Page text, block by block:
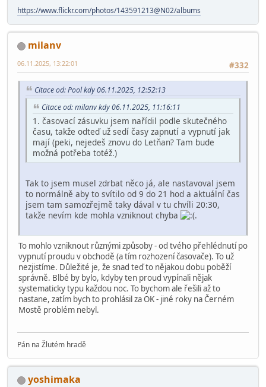
https://www.flickr.com/photos/143591213@N02/albums
milanv
#332
06.11.2025, 13:22:01
Citace od: Pool kdy 06.11.2025, 12:52:13
Citace od: milanv kdy 06.11.2025, 11:16:11
1. časovací zásuvku jsem nařídil podle skutečného
času, takže odteď už sedí časy zapnutí a vypnutí jak
mají (peki, nejedeš znovu do Letňan? Tam bude
možná potřeba totéž.)
Tak to jsem musel zdrbat něco já, ale nastavoval jsem
to normálně aby to svítilo od 9 do 21 hod a aktuální čas
jsem tam samozřejmě taky dával v tu chvíli 20:30,
takže nevím kde mohla vzniknout chyba
.
To mohlo vzniknout různými způsoby - od tvého přehlédnutí po
vypnutí proudu v obchodě (a tím rozhození časovače). To už
nezjistíme. Důležité je, že snad teď to nějakou dobu poběží
správně. Blbé by bylo, kdyby ten proud vypínali nějak
systematicky typu každou noc. To bychom ale řešili až to
nastane, zatím bych to prohlásil za OK - jiné roky na Černém
Mostě problém nebyl.
Pán na Žlutém hradě
yoshimaka